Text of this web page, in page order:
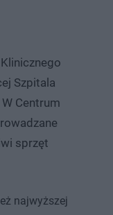
Szpitala
Centrum
sprzęt
najwyższej